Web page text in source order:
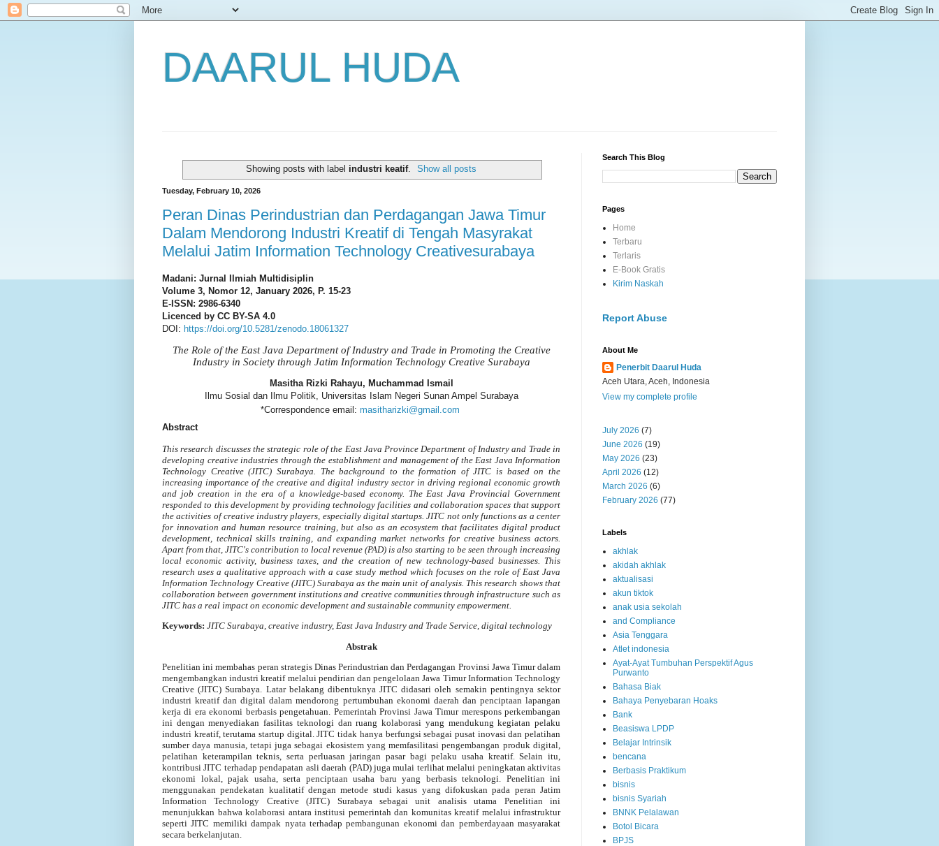
DAARUL HUDA
Showing posts with label industri keatif. Show all posts
Tuesday, February 10, 2026
Peran Dinas Perindustrian dan Perdagangan Jawa Timur
Dalam Mendorong Industri Kreatif di Tengah Masyrakat
Melalui Jatim Information Technology Creativesurabaya
Madani: Jurnal Ilmiah Multidisiplin
Volume 3, Nomor 12, January 2026, P. 15-23
E-ISSN: 2986-6340
Licenced by CC BY-SA 4.0
DOI: https://doi.org/10.5281/zenodo.18061327
The Role of the East Java Department of Industry and Trade in Promoting the Creative
Industry in Society through Jatim Information Technology Creative Surabaya
Masitha Rizki Rahayu, Muchammad Ismail
Ilmu Sosial dan Ilmu Politik, Universitas Islam Negeri Sunan Ampel Surabaya
*Correspondence email: masitharizki@gmail.com
Abstract
This research discusses the strategic role of the East Java Province Department of Industry and Trade in
developing creative industries through the establishment and management of the East Java Information
Technology Creative (JITC) Surabaya. The background to the formation of JITC is based on the
increasing importance of the creative and digital industry sector in driving regional economic growth
and job creation in the era of a knowledge-based economy. The East Java Provincial Government
responded to this development by providing technology facilities and collaboration spaces that support
the activities of creative industry players, especially digital startups. JITC not only functions as a center
for innovation and human resource training, but also as an ecosystem that facilitates digital product
development, technical skills training, and expanding market networks for creative business actors.
Apart from that, JITC's contribution to local revenue (PAD) is also starting to be seen through increasing
local economic activity, business taxes, and the creation of new technology-based businesses. This
research uses a qualitative approach with a case study method which focuses on the role of East Java
Information Technology Creative (JITC) Surabaya as the main unit of analysis. This research shows that
collaboration between government institutions and creative communities through infrastructure such as
JITC has a real impact on economic development and sustainable community empowerment.
Keywords: JITC Surabaya, creative industry, East Java Industry and Trade Service, digital technology
Abstrak
Penelitian ini membahas peran strategis Dinas Perindustrian dan Perdagangan Provinsi Jawa Timur dalam
mengembangkan industri kreatif melalui pendirian dan pengelolaan Jawa Timur Information Technology
Creative (JITC) Surabaya. Latar belakang dibentuknya JITC didasari oleh semakin pentingnya sektor
industri kreatif dan digital dalam mendorong pertumbuhan ekonomi daerah dan penciptaan lapangan
kerja di era ekonomi berbasis pengetahuan. Pemerintah Provinsi Jawa Timur merespons perkembangan
ini dengan menyediakan fasilitas teknologi dan ruang kolaborasi yang mendukung kegiatan pelaku
industri kreatif, terutama startup digital. JITC tidak hanya berfungsi sebagai pusat inovasi dan pelatihan
sumber daya manusia, tetapi juga sebagai ekosistem yang memfasilitasi pengembangan produk digital,
pelatihan keterampilan teknis, serta perluasan jaringan pasar bagi pelaku usaha kreatif. Selain itu,
kontribusi JITC terhadap pendapatan asli daerah (PAD) juga mulai terlihat melalui peningkatan aktivitas
ekonomi lokal, pajak usaha, serta penciptaan usaha baru yang berbasis teknologi. Penelitian ini
menggunakan pendekatan kualitatif dengan metode studi kasus yang difokuskan pada peran Jatim
Information Technology Creative (JITC) Surabaya sebagai unit analisis utama Penelitian ini
menunjukkan bahwa kolaborasi antara institusi pemerintah dan komunitas kreatif melalui infrastruktur
seperti JITC memiliki dampak nyata terhadap pembangunan ekonomi dan pemberdayaan masyarakat
secara berkelanjutan.
Search This Blog
Pages
Home
Terbaru
Terlaris
E-Book Gratis
Kirim Naskah
Report Abuse
About Me
Penerbit Daarul Huda
Aceh Utara, Aceh, Indonesia
View my complete profile
July 2026 (7)
June 2026 (19)
May 2026 (23)
April 2026 (12)
March 2026 (6)
February 2026 (77)
Labels
akhlak
akidah akhlak
aktualisasi
akun tiktok
anak usia sekolah
and Compliance
Asia Tenggara
Atlet indonesia
Ayat-Ayat Tumbuhan Perspektif Agus
Purwanto
Bahasa Biak
Bahaya Penyebaran Hoaks
Bank
Beasiswa LPDP
Belajar Intrinsik
bencana
Berbasis Praktikum
bisnis
bisnis Syariah
BNNK Pelalawan
Botol Bicara
BPJS